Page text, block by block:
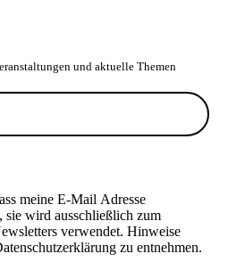
und aktuelle Themen
meine E-Mail Adresse
sie wird ausschließlich zum
verwendet. Hinweise
zu entnehmen.